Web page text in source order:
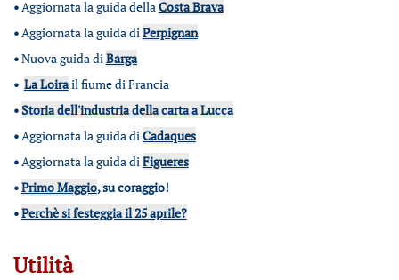
•Aggiornata la guida dellaCosta Brava
•Aggiornata la guida diPerpignan
•Nuova guida diBarga
• La Loirail fiume di Francia
•Storia dell'industria della carta a Lucca
•Aggiornata la guida diCadaques
•Aggiornata la guida diFigueres
•Primo Maggio, su coraggio!
•Perchè si festeggia il 25 aprile?
Utilità